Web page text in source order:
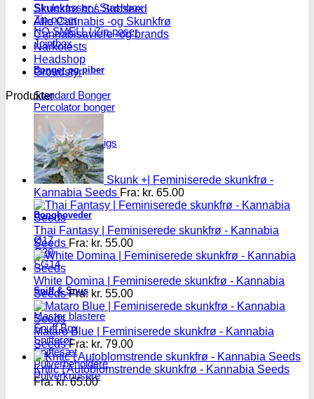
Skulekasser / Stashbox
Zip-poser
NO SMELL | Zip-poser
Jointbox
Bonger og piber
Standard Bonger
Percolator bonger
Diffusor bonger
Dabbing
Olie Bonger / Rigs
Tjubanger
Chillum
Piber
Bonghoveder
Ø17
Ø20
SG14
Sniff & Snus
Master blastere
Snuff Box
Snifferør
Sniffesæt
Pulverbeholdere
Pulverknusere
Skunkfrø hos Subseed
Alle Cannabis -og Skunkfrø
Cannabisavlere -og brands
Narkotests
Headshop
Groudstyr
Produkter
Skunk +| Feminiserede skunkfrø -
Kannabia Seeds Fra: kr. 65.00
Thai Fantasy | Feminiserede skunkfrø - Kannabia
Seeds Fra: kr. 55.00
White Domina | Feminiserede skunkfrø - Kannabia
Seeds Fra: kr. 55.00
Mataro Blue | Feminiserede skunkfrø - Kannabia
Seeds Fra: kr. 79.00
Kritic | Autoblomstrende skunkfrø - Kannabia Seeds
Fra:kr.65.00